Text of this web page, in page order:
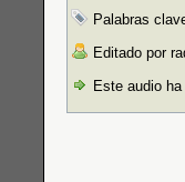
Palabras
Editado por
Este audio